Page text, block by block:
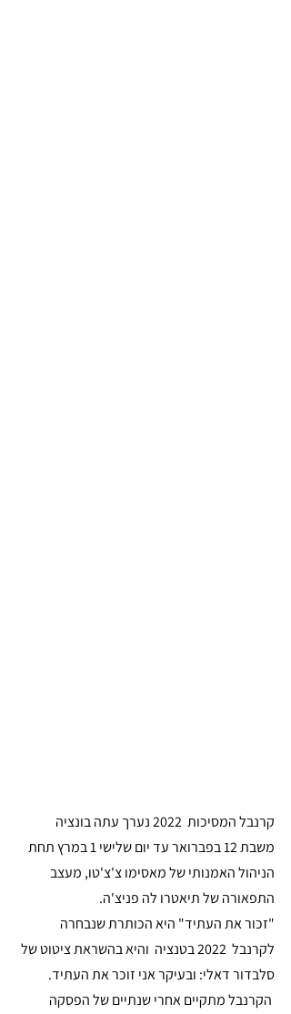
קרנבל המסיכות  2022 נערך עתה בונציה
משבת 12 בפברואר עד יום שלישי 1 במרץ תחת
הניהול האמנותי של מאסימו צ'צ'טו, מעצב
התפאורה של תיאטרו לה פניצ'ה.
"זכור את העתיד" היא הכותרת שנבחרה
לקרנבל  2022 בטנציה  והיא בהשראת ציטוט של
סלבדור דאלי: ובעיקר אני זוכר את העתיד.
הקרנבל מתקיים אחרי שנתיים של הפסקה